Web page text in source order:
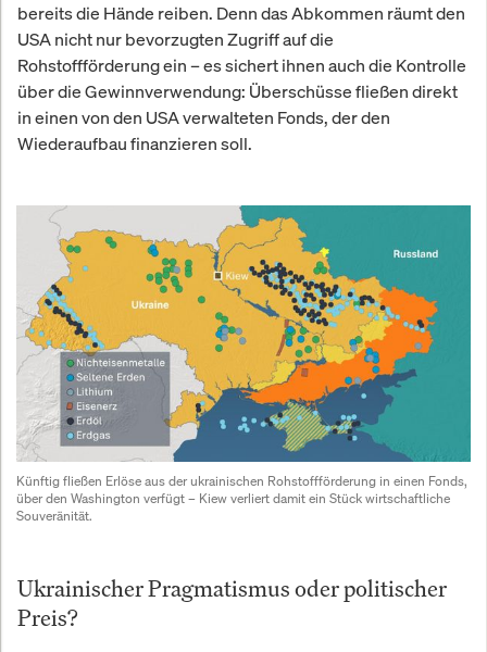
bereits die Hände reiben. Denn das Abkommen räumt den
USA nicht nur bevorzugten Zugriff auf die
Rohstoffförderung ein – es sichert ihnen auch die Kontrolle
über die Gewinnverwendung: Überschüsse fließen direkt
in einen von den USA verwalteten Fonds, der den
Wiederaufbau finanzieren soll.
Künftig fließen Erlöse aus der ukrainischen Rohstoffförderung in einen Fonds,
über den Washington verfügt – Kiew verliert damit ein Stück wirtschaftliche
Souveränität.
Ukrainischer Pragmatismus oder politischer
Preis?